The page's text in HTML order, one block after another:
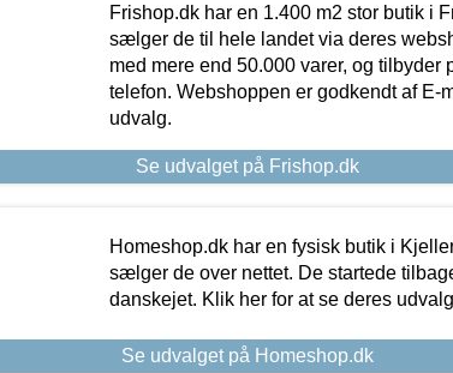
Frishop.dk har en 1.400 m2 stor butik i
sælger de til hele landet via deres
med mere end 50.000 varer, og tilbyder
telefon. Webshoppen er godkendt af E-
udvalg.
Se udvalget på Frishop.dk
Homeshop.dk har en fysisk butik i
sælger de over nettet. De startede
danskejet. Klik her for at se deres
Se udvalget på Homeshop.dk